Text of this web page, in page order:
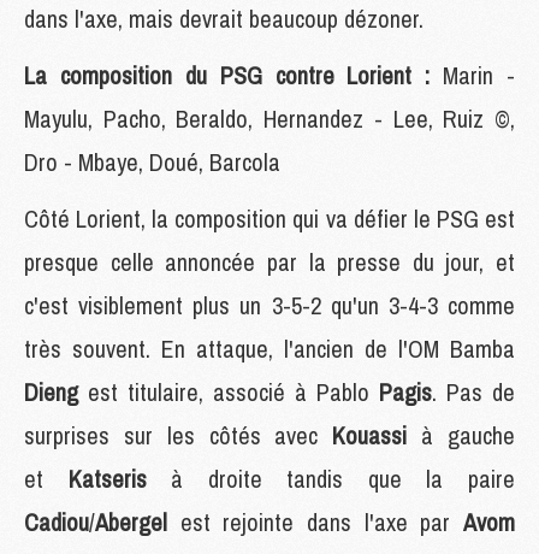
dans l'axe, mais devrait beaucoup dézoner.
La composition du PSG contre Lorient : Marin -
Mayulu, Pacho, Beraldo, Hernandez - Lee, Ruiz ©,
Dro - Mbaye, Doué, Barcola
Côté Lorient, la composition qui va défier le PSG est
presque celle annoncée par la presse du jour, et
c'est visiblement plus un 3-5-2 qu'un 3-4-3 comme
très souvent. En attaque, l'ancien de l'OM Bamba
Dieng est titulaire, associé à Pablo Pagis. Pas de
surprises sur les côtés avec Kouassi à gauche
et Katseris à droite tandis que la paire
Cadiou/Abergel est rejointe dans l'axe parAvom